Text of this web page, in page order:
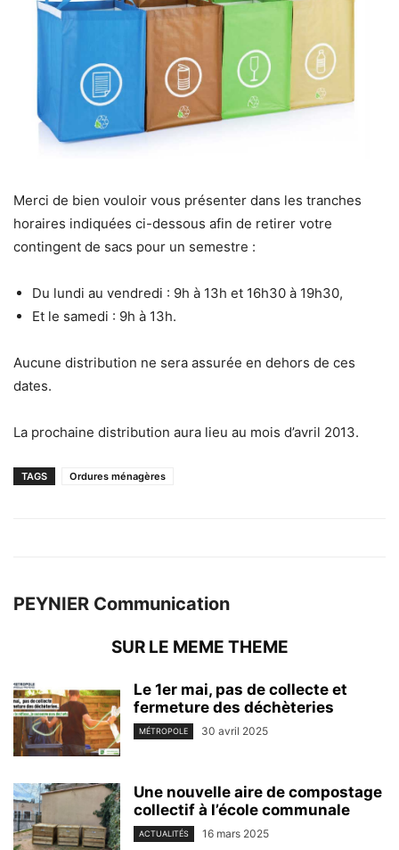
Merci de bien vouloir vous présenter dans les tranches
horaires indiquées ci-dessous afin de retirer votre
contingent de sacs pour un semestre :
Du lundi au vendredi : 9h à 13h et 16h30 à 19h30,
Et le samedi : 9h à 13h.
Aucune distribution ne sera assurée en dehors de ces
dates.
La prochaine distribution aura lieu au mois d’avril 2013.
TAGS Ordures ménagères
PEYNIER Communication
SUR LE MEME THEME
Le 1er mai, pas de collecte et
fermeture des déchèteries
MÉTROPOLE 30 avril 2025
Une nouvelle aire de compostage
collectif à l’école communale
ACTUALITÉS 16 mars 2025